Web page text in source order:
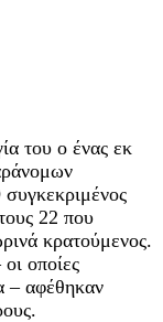
του ο ένας εκ
22 που
κρατούμενος.
οποίες
– αφέθηκαν